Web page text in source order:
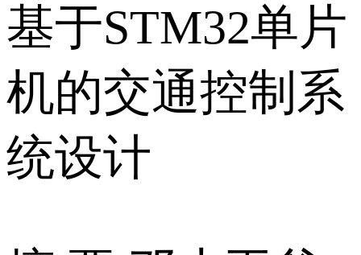
基于STM32单片
机的交通控制系
统设计